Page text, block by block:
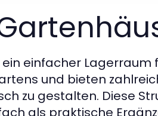
einfacher Lagerraum
und bieten
zu gestalten. Diese
als praktische